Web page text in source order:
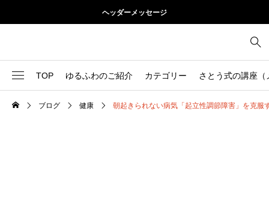
ヘッダーメッセージ
TOP ゆるふわのご紹介 カテゴリー さとう式の講座（
1 理論
ブログ 健康 朝起きられない病気「起立性調節障害」を克服